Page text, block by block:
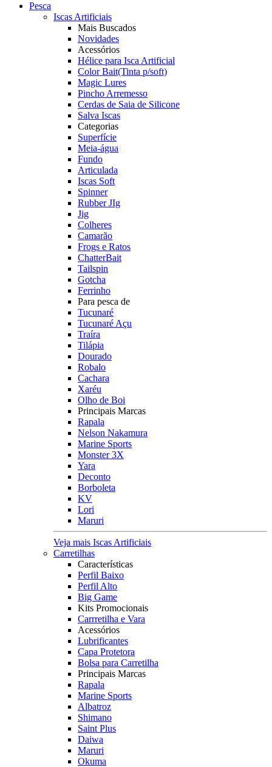
Pesca
Iscas Artificiais
Mais Buscados
Novidades
Acessórios
Hélice para Isca Artificial
Color Bait(Tinta p/soft)
Magic Lures
Pincho Arremesso
Cerdas de Saia de Silicone
Salva Iscas
Categorias
Superfície
Meia-água
Fundo
Articulada
Iscas Soft
Spinner
Rubber JIg
Jig
Colheres
Camarão
Frogs e Ratos
ChatterBait
Tailspin
Gotcha
Ferrinho
Para pesca de
Tucunaré
Tucunaré Açu
Traíra
Tilápia
Dourado
Robalo
Cachara
Xaréu
Olho de Boi
Principais Marcas
Rapala
Nelson Nakamura
Marine Sports
Monster 3X
Yara
Deconto
Borboleta
KV
Lori
Maruri
Veja mais Iscas Artificiais
Carretilhas
Características
Perfil Baixo
Perfil Alto
Big Game
Kits Promocionais
Carrretilha e Vara
Acessórios
Lubrificantes
Capa Protetora
Bolsa para Carretilha
Principais Marcas
Rapala
Marine Sports
Albatroz
Shimano
Saint Plus
Daiwa
Maruri
Okuma